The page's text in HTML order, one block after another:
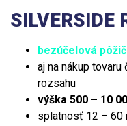
SILVERSIDE
bezúčelová
aj na nákup
rozsahu
výška 500 – 10
splatnosť 12 – 60